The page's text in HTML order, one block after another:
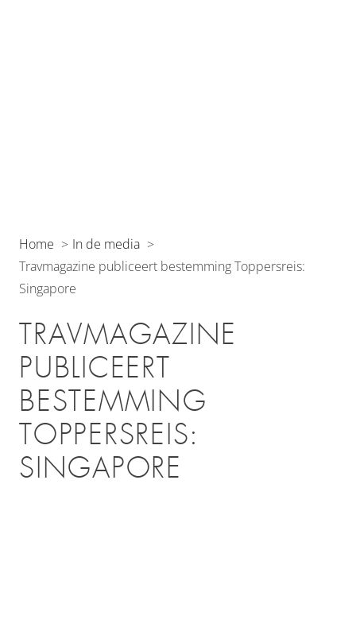
Home
In de media
Travmagazine publiceert bestemming Toppersreis:
Singapore
TRAVMAGAZINE
PUBLICEERT
BESTEMMING
TOPPERSREIS:
SINGAPORE